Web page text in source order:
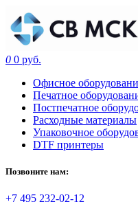
0 0 руб.
Офисное
Печатное
Постпечатное
Расходные материалы
Упаковочное
DTF принтеры
Позвоните нам:
+7 495 232-02-12